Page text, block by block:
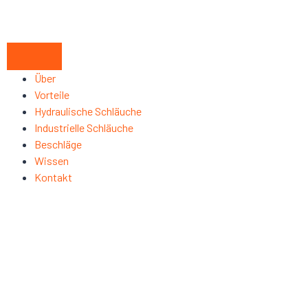
Über
Vorteile
Hydraulische Schläuche
Industrielle Schläuche
Beschläge
Wissen
Kontakt